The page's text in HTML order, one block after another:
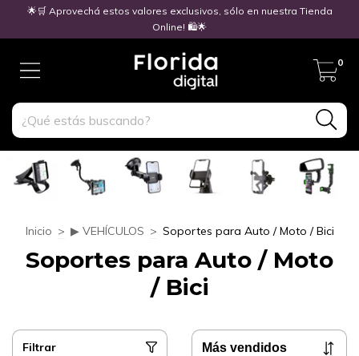
🌟🛒 Aprovechá estos valores exclusivos, sólo en nuestra Tienda
Online! 🛍️🌟
0
Inicio > ▶ VEHÍCULOS > Soportes para Auto / Moto / Bici
Soportes para Auto / Moto
/ Bici
Filtrar